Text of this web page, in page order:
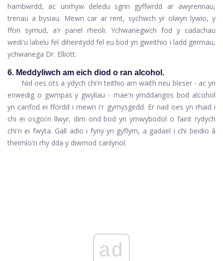
hambwrdd, ac unrhyw deledu sgrin gyffwrdd ar awyrennau,
trenau a bysiau. Mewn car ar rent, sychwch yr olwyn lywio, y
ffon symud, a'r panel rheoli. Ychwanegwch fod y cadachau
wedi'u labelu fel diheintydd fel eu bod yn gweithio i ladd germau,
ychwanega Dr. Elliott.
6. Meddyliwch am eich diod o ran alcohol.
Nid oes ots a ydych chi'n teithio am waith neu bleser - ac yn
enwedig o gwmpas y gwyliau - mae'n ymddangos bod alcohol
yn canfod ei ffordd i mewn i'r gymysgedd. Er nad oes yn rhaid i
chi ei osgoi'n llwyr, dim ond bod yn ymwybodol o faint rydych
chi'n ei fwyta. Gall adio i fyny yn gyflym, a gadael i chi beidio â
theimlo'n rhy dda y diwrnod canlynol.
ad